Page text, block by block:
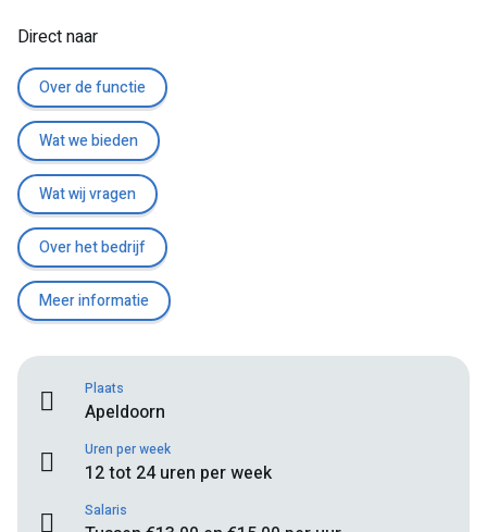
Direct naar
Over de functie
Wat we bieden
Wat wij vragen
Over het bedrijf
Meer informatie
Plaats
Apeldoorn
Uren per week
12 tot 24 uren per week
Salaris